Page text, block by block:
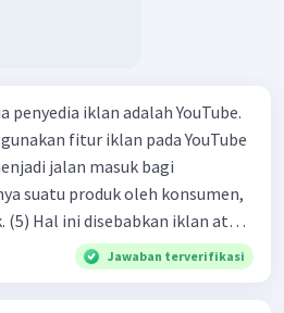
fitur iklan pada YouTube
perusahaan kepada
Jawaban terverifikasi